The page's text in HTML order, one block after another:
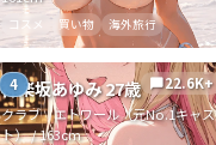
コスメ 買い物 海外旅行
4 chat_bubble22.6K+
神楽坂あゆみ 27歳
クラブ エトワール（元No.1キャス
ト） / 163cm